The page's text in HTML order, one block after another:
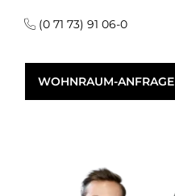
(0 71 73) 91 06-0
WOHNRAUM-ANFRAGE